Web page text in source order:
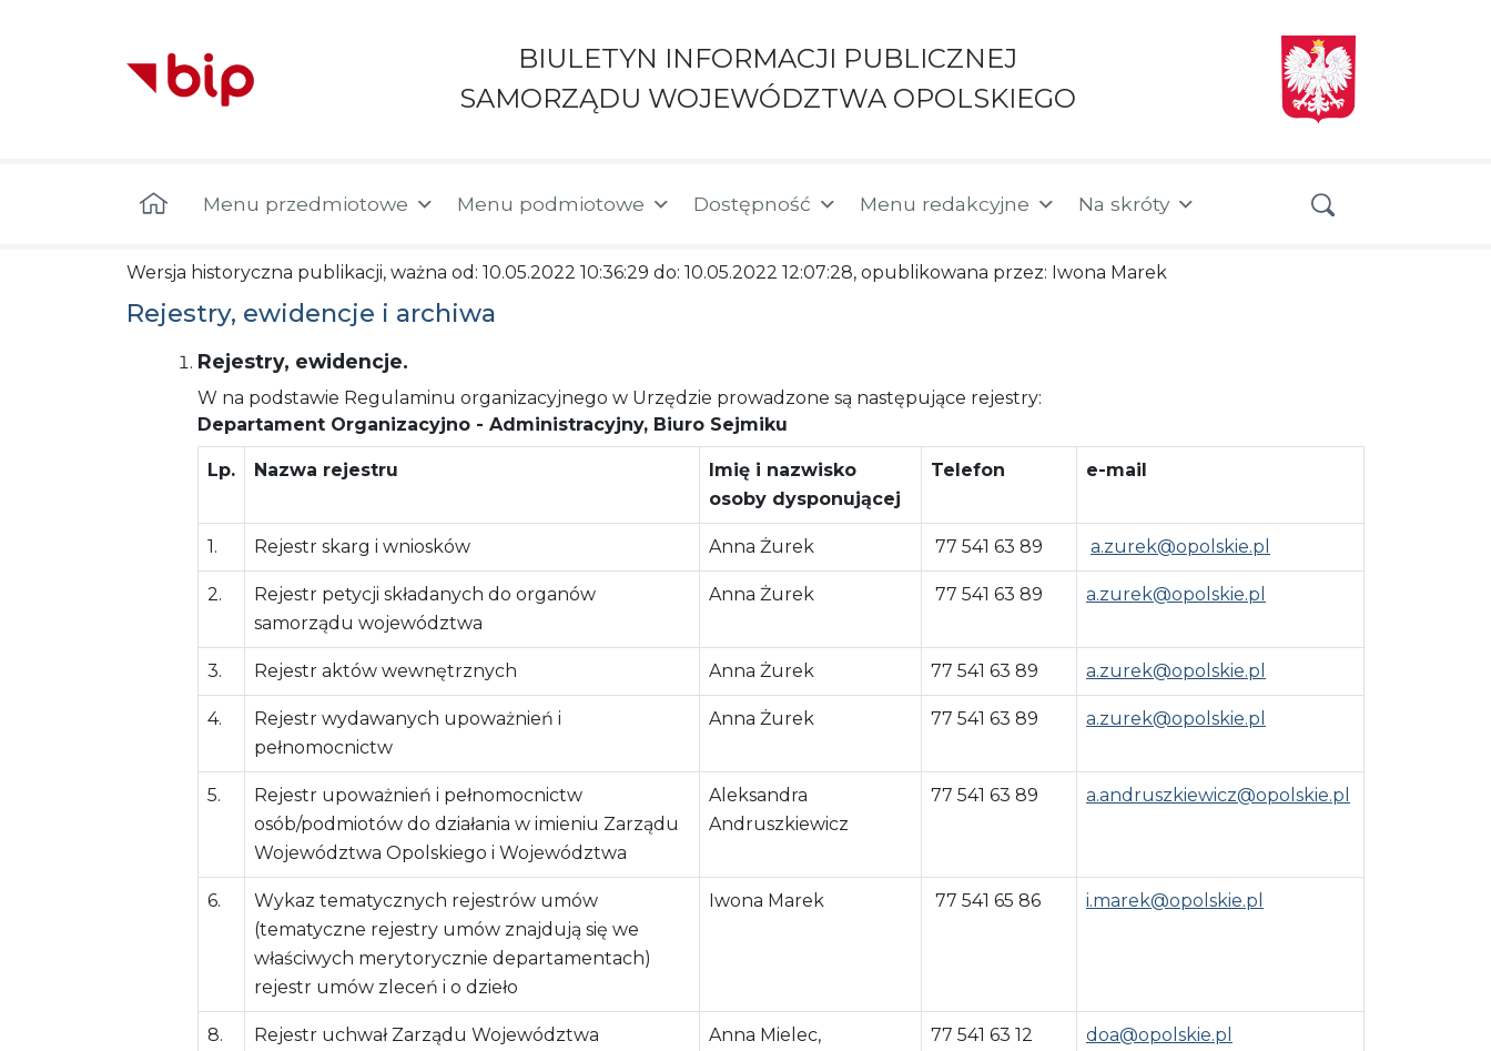
BIULETYN INFORMACJI PUBLICZNEJ
SAMORZĄDU WOJEWÓDZTWA OPOLSKIEGO
Menu przedmiotowe Menu podmiotowe Dostępność Menu redakcyjne Na skróty
Wersja historyczna publikacji, ważna od: 10.05.2022 10:36:29 do: 10.05.2022 12:07:28, opublikowana przez: Iwona Marek
Rejestry, ewidencje i archiwa
Rejestry, ewidencje.
W na podstawie Regulaminu organizacyjnego w Urzędzie prowadzone są następujące rejestry:
Departament Organizacyjno - Administracyjny, Biuro Sejmiku
Lp. Nazwa rejestru
Imię i nazwisko
osoby dysponującej
Telefon e-mail
1. Rejestr skarg i wniosków Anna Żurek 77 541 63 89 a.zurek@opolskie.pl
2.
Rejestr petycji składanych do organów
samorządu województwa
Anna Żurek 77 541 63 89 a.zurek@opolskie.pl
3. Rejestr aktów wewnętrznych Anna Żurek 77 541 63 89 a.zurek@opolskie.pl
4.
Rejestr wydawanych upoważnień i
pełnomocnictw
Anna Żurek 77 541 63 89 a.zurek@opolskie.pl
5.
Rejestr upoważnień i pełnomocnictw
osób/podmiotów do działania w imieniu Zarządu
Województwa Opolskiego i Województwa
Aleksandra
Andruszkiewicz
77 541 63 89 a.andruszkiewicz@opolskie.pl
6.
Wykaz tematycznych rejestrów umów
(tematyczne rejestry umów znajdują się we
właściwych merytorycznie departamentach)
rejestr umów zleceń i o dzieło
Iwona Marek 77 541 65 86 i.marek@opolskie.pl
8. Rejestr uchwał Zarządu Województwa
Anna Mielec,
77 541 63 12 doa@opolskie.pl